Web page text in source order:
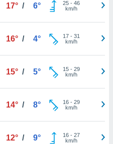
17° / 6° 25- 46
km/h
16° / 4° 17- 31
km/h
15° / 5° 15- 29
km/h
14° / 8° 16- 29
km/h
12° / 9° 16- 27
km/h